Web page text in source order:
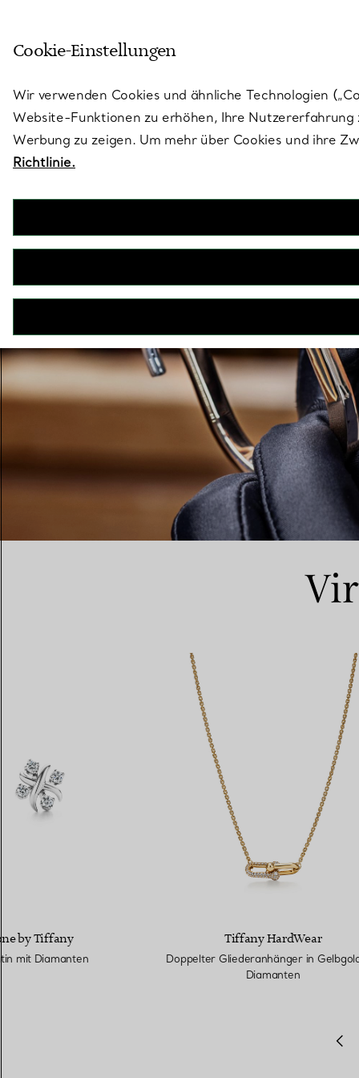
Eheringe für Damen Eheringe für Herren
Vereinbaren Sie Ihren Termin
by Tiffany
mit Diamanten
Tiffany HardWear
Doppelter Gliederanhänger in
Diamanten
Cookie-Einstellungen
Wir verwenden Cookies und ähnliche Technologien
Website-Funktionen zu erhöhen, Ihre
Werbung zu zeigen. Um mehr über Cookies und ihre
Richtlinie.